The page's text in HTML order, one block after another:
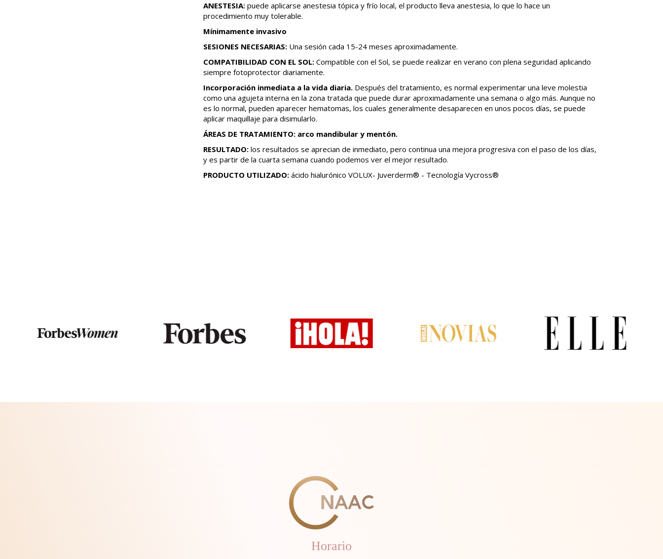
ANESTESIA: puede aplicarse anestesia tópica y frío local, el producto lleva anestesia, lo que lo hace un
procedimiento muy tolerable.
Mínimamente invasivo
SESIONES NECESARIAS: Una sesión cada 15-24 meses aproximadamente.
COMPATIBILIDAD CON EL SOL: Compatible con el Sol, se puede realizar en verano con plena seguridad aplicando
siempre fotoprotector diariamente.
Incorporación inmediata a la vida diaria. Después del tratamiento, es normal experimentar una leve molestia
como una agujeta interna en la zona tratada que puede durar aproximadamente una semana o algo más. Aunque no
es lo normal, pueden aparecer hematomas, los cuales generalmente desaparecen en unos pocos días, se puede
aplicar maquillaje para disimularlo.
ÁREAS DE TRATAMIENTO: arco mandibular y mentón.
RESULTADO: los resultados se aprecian de inmediato, pero continua una mejora progresiva con el paso de los días,
y es partir de la cuarta semana cuando podemos ver el mejor resultado.
PRODUCTO UTILIZADO: ácido hialurónico VOLUX- Juverderm® - Tecnología Vycross®
Horario